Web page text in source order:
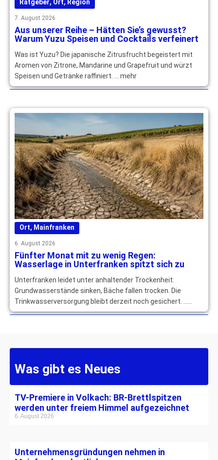
Ratgeber, Ort, Region
7. August 2026
Aus unserer Reihe – Hätten Sie’s gewusst?
Warum Yuzu Speisen und Cocktails verfeinert
Was ist Yuzu? Die japanische Zitrusfrucht begeistert mit
Aromen von Zitrone, Mandarine und Grapefruit und würzt
Speisen und Getränke raffiniert. … mehr
Ort, Mainfranken
6. August 2026
Fünfter Monat mit zu wenig Regen:
Wasserlage in Unterfranken spitzt sich zu
Unterfranken leidet unter anhaltender Trockenheit:
Grundwasserstände sinken, Bäche fallen trocken. Die
Trinkwasserversorgung bleibt derzeit noch gesichert. …
mehr
Was gibt es Neues
TV-Premiere in Volkach: BR-Brettlspitzen
werden unter freiem Himmel aufgezeichnet
6. August 2026
Unternehmensgründungen nehmen in